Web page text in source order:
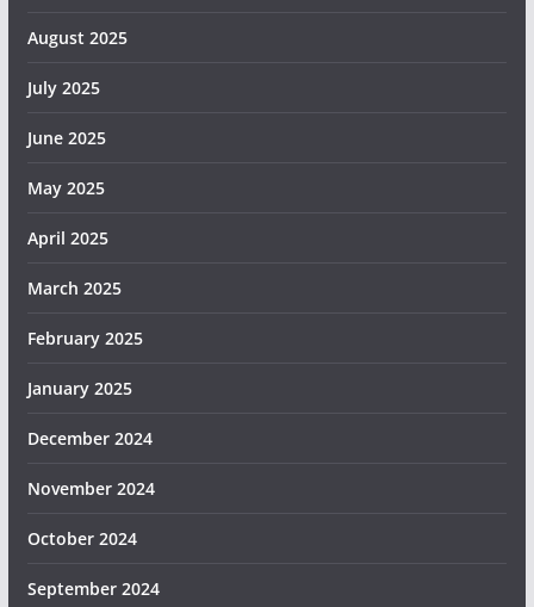
August 2025
July 2025
June 2025
May 2025
April 2025
March 2025
February 2025
January 2025
December 2024
November 2024
October 2024
September 2024